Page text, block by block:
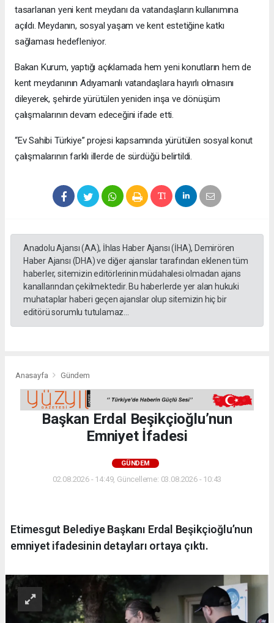
tasarlanan yeni kent meydanı da vatandaşların kullanımına
açıldı. Meydanın, sosyal yaşam ve kent estetiğine katkı
sağlaması hedefleniyor.
Bakan Kurum, yaptığı açıklamada hem yeni konutların hem de
kent meydanının Adıyamanlı vatandaşlara hayırlı olmasını
dileyerek, şehirde yürütülen yeniden inşa ve dönüşüm
çalışmalarının devam edeceğini ifade etti.
“Ev Sahibi Türkiye” projesi kapsamında yürütülen sosyal konut
çalışmalarının farklı illerde de sürdüğü belirtildi.
Anadolu Ajansı (AA), İhlas Haber Ajansı (İHA), Demirören
Haber Ajansı (DHA) ve diğer ajanslar tarafından eklenen tüm
haberler, sitemizin editörlerinin müdahalesi olmadan ajans
kanallarından çekilmektedir. Bu haberlerde yer alan hukuki
muhataplar haberi geçen ajanslar olup sitemizin hiç bir
editörü sorumlu tutulamaz...
Anasayfa Gündem
Başkan Erdal Beşikçioğlu’nun
Emniyet İfadesi
GÜNDEM
02.08.2026 - 14:49, Güncelleme: 03.08.2026 - 10:43
Etimesgut Belediye Başkanı Erdal Beşikçioğlu’nun
emniyet ifadesinin detayları ortaya çıktı.